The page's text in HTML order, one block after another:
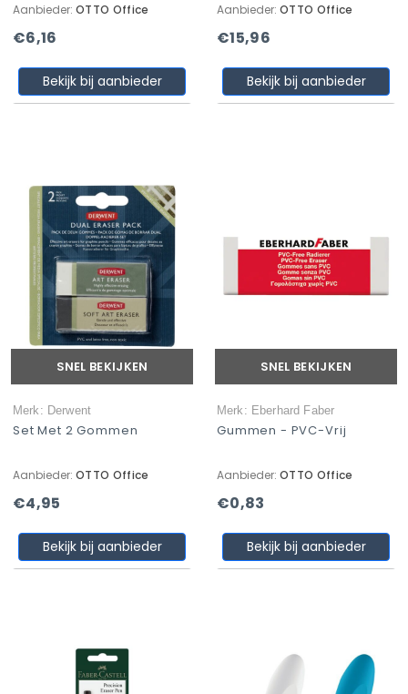
Aanbieder: OTTO Office
€6,16
Bekijk bij aanbieder
Aanbieder: OTTO Office
€15,96
Bekijk bij aanbieder
SNEL BEKIJKEN
Merk: Derwent
Set Met 2 Gommen
Aanbieder: OTTO Office
€4,95
Bekijk bij aanbieder
SNEL BEKIJKEN
Merk: Eberhard Faber
Gummen - PVC-Vrij
Aanbieder: OTTO Office
€0,83
Bekijk bij aanbieder